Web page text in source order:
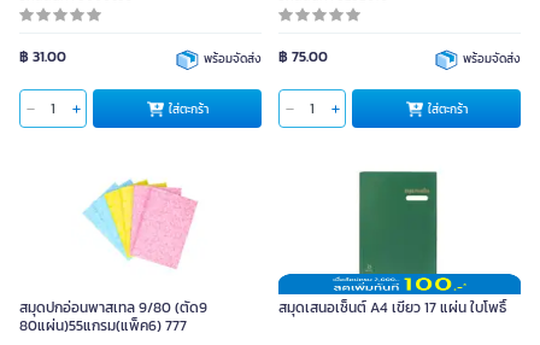
฿ 31.00 พร้อมจัดส่ง
ใส่ตะกร้า
฿ 75.00 พร้อมจัดส่ง
ใส่ตะกร้า
สมุดปกอ่อนพาสเทล 9/80 (ตัด9
80แผ่น)55แกรม(แพ็ค6) 777
สมุดเสนอเซ็นต์ A4 เขียว 17 แผ่น ใบโพธิ์